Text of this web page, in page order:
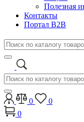
Полезная
Контакты
Портал B2B
0
0
0